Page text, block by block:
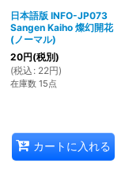
日本語版 INFO-JP073
Sangen Kaiho 燦幻開花
(ノーマル)
20円(税別)
(税込 : 22円)
在庫数 15点
カートに入れる